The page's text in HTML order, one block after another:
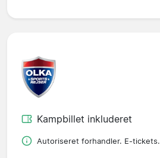
Kampbillet inkluderet
Autoriseret forhandler. E-tickets.